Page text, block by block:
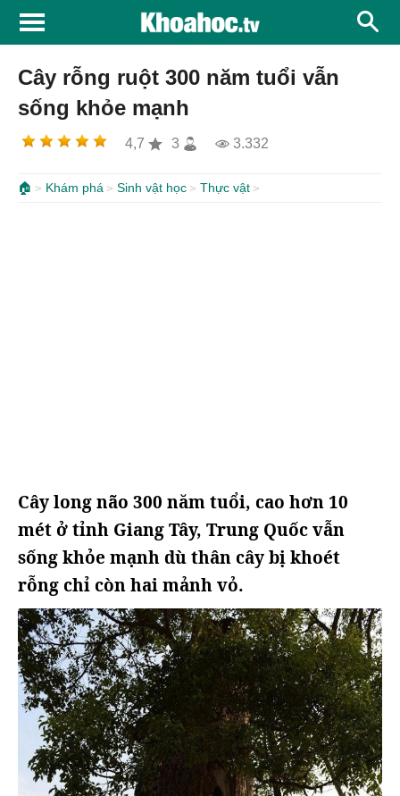
Cây rỗng ruột 300 năm tuổi vẫn
sống khỏe mạnh
4,7 3 3.332
🏠 Khám phá Sinh vật học Thực vật
Cây long não 300 năm tuổi, cao hơn 10
mét ở tỉnh Giang Tây, Trung Quốc vẫn
sống khỏe mạnh dù thân cây bị khoét
rỗng chỉ còn hai mảnh vỏ.